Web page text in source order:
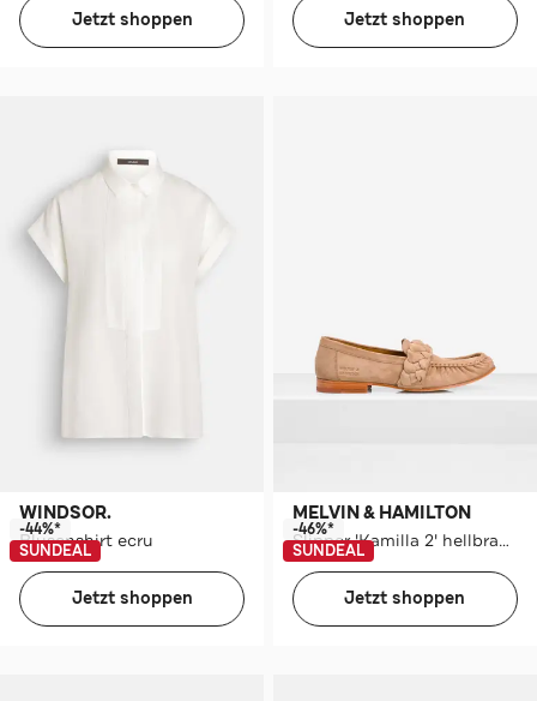
Jetzt shoppen Jetzt shoppen
WINDSOR.
Blusenshirt ecru
-44%*
SUNDEAL
Jetzt shoppen
MELVIN & HAMILTON
Slipper 'Kamilla 2' hellbraun
-46%*
SUNDEAL
Jetzt shoppen